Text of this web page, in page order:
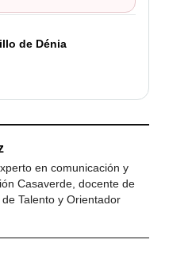
de Dénia
en comunicación y
Casaverde, docente de
Talento y Orientador